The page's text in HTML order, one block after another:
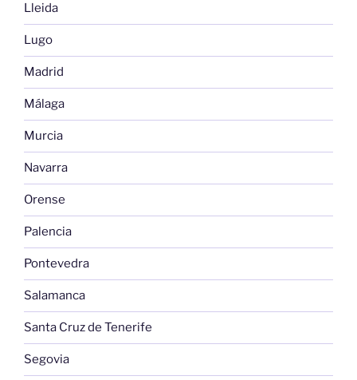
Lleida
Lugo
Madrid
Málaga
Murcia
Navarra
Orense
Palencia
Pontevedra
Salamanca
Santa Cruz de Tenerife
Segovia